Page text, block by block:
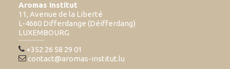
Aromas Institut
11, Avenue de la Liberté
L-4660 Differdange (Déifferdang)
LUXEMBOURG
+352 26 58 29 01
contact@aromas-institut.lu